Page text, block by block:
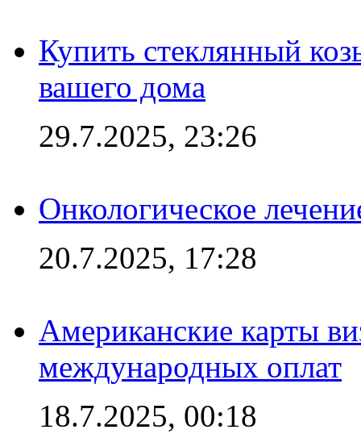
Купить стеклянный
вашего дома
29.7.2025, 23:26
Онкологическое
20.7.2025, 17:28
Американские карты
международных оплат
18.7.2025, 00:18